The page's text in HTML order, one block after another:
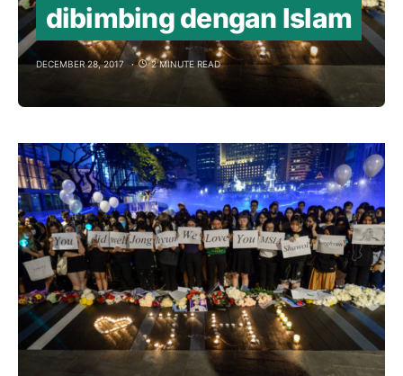
dibimbing dengan Islam
DECEMBER 28, 2017 2 MINUTE READ